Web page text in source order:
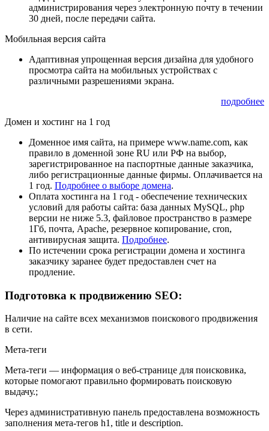
администрирования через электронную почту в течении
30 дней, после передачи сайта.
Мобильная версия сайта
Адаптивная упрощенная версия дизайна для удобного
просмотра сайта на мобильных устройствах с
различными разрешениями экрана.
подробнее
Домен и хостинг на 1 год
Доменное имя сайта, на примере www.name.com, как
правило в доменной зоне RU или РФ на выбор,
зарегистрированное на паспортные данные заказчика,
либо регистрационные данные фирмы. Оплачивается на
1 год. Подробнее о выборе домена.
Оплата хостинга на 1 год - обеспечение технических
условий для работы сайта: база данных MySQL, php
версии не ниже 5.3, файловое пространство в размере
1Гб, почта, Apache, резервное копирование, cron,
антивирусная защита. Подробнее.
По истечении срока регистрации домена и хостинга
заказчику заранее будет предоставлен счет на
продление.
Подготовка к продвижению SEO:
Наличие на сайте всех механизмов поискового продвижения
в сети.
Мета-теги
Мета-теги — информация о веб-странице для поисковика,
которые помогают правильно формировать поисковую
выдачу.;
Через административную панель предоставлена возможность
заполнения мета-тегов h1, title и description.